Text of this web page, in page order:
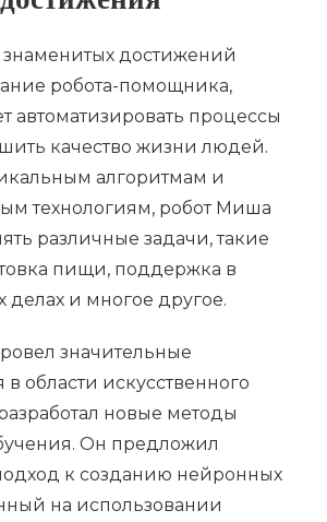
достижений
робота-помощника,
автоматизировать процессы
качество жизни людей.
алгоритмам и
технологиям, робот Миша
различные задачи, такие
пищи, поддержка в
делах и многое другое.
значительные
области искусственного
новые методы
Он предложил
к созданию нейронных
на использовании